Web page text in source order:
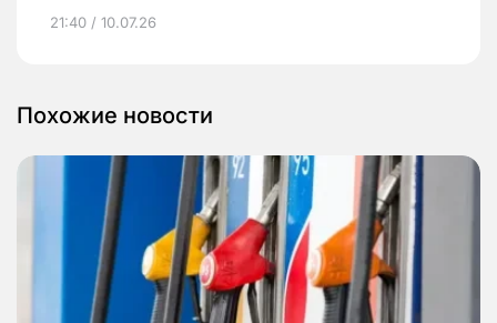
21:40 / 10.07.26
Похожие новости